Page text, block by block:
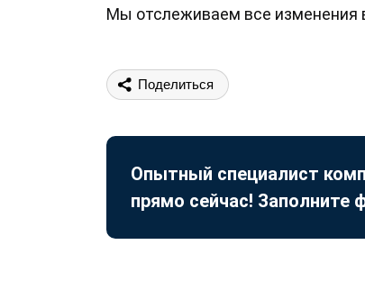
Мы отслеживаем все изменения
Поделиться
Опытный специалист
прямо сейчас! Заполните